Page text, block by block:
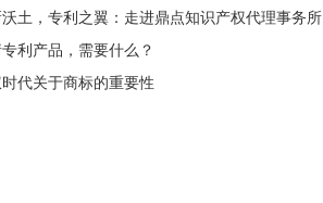
土，专利之翼：走进鼎点知识产权代理事务所
利产品，需要什么？
代关于商标的重要性